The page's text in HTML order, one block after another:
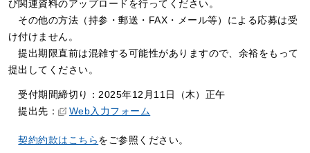
び関連資料のアップロードを行ってください。
その他の方法（持参・郵送・FAX・メール等）による応募は受
け付けません。
提出期限直前は混雑する可能性がありますので、余裕をもって
提出してください。
受付期間締切り：2025年12月11日（木）正午
提出先：
Web入力フォーム
契約約款はこちらをご参照ください。